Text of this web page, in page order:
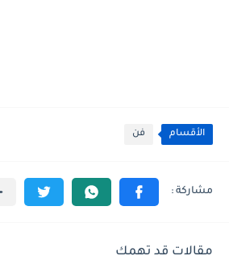
الأقسام فن
مقالات قد تهمك